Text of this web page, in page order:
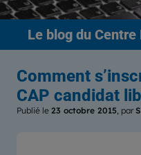
Le blogdu Centre
Comment
CAP candidat
Publié le 23 octobre 2015, par